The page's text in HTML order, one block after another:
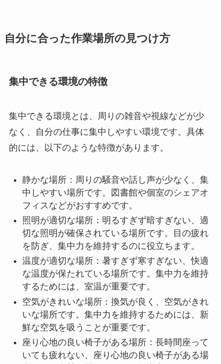
自分に合った作業場所の見つけ方
集中できる環境の特徴
集中できる環境とは、周りの雑音や視線などが少
なく、自分の仕事に集中しやすい環境です。具体
的には、以下のような特徴があります。
静かな場所：周りの騒音や話し声が少なく、集
中しやすい場所です。図書館や個室のシェアオ
フィスなどがおすすめです。
照明が適切な場所：明るすぎず暗すぎない、適
切な照明が確保されている場所です。目の疲れ
を防ぎ、集中力を維持するのに役立ちます。
温度が適切な場所：暑すぎず寒すぎない、快適
な温度が保たれている場所です。集中力を維持
するためには、室温が重要です。
空気がきれいな場所：換気が良く、空気がきれ
いな場所です。集中力を維持するためには、新
鮮な空気を吸うことが重要です。
座り心地の良い椅子がある場所：長時間座って
いても疲れない、座り心地の良い椅子がある場